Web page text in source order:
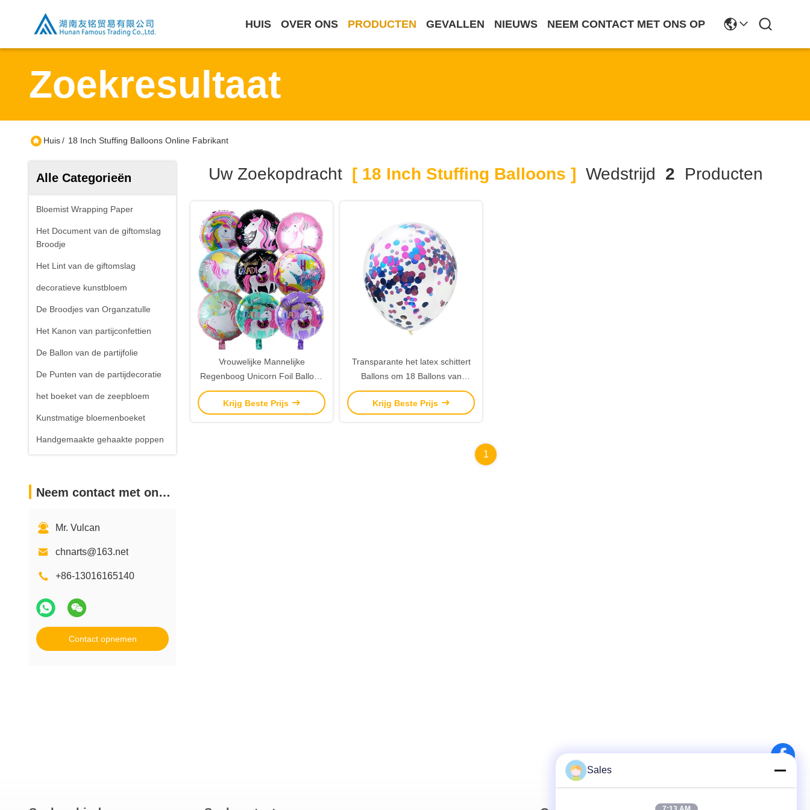
HUIS OVER ONS PRODUCTEN GEVALLEN NIEUWS NEEM CONTACT MET ONS OP
Zoekresultaat
Huis/ 18 Inch Stuffing Balloons Online Fabrikant
Alle Categorieën
Bloemist Wrapping Paper
Het Document van de giftomslag
Broodje
Het Lint van de giftomslag
decoratieve kunstbloem
De Broodjes van Organzatulle
Het Kanon van partijconfettien
De Ballon van de partijfolie
De Punten van de partijdecoratie
het boeket van de zeepbloem
Kunstmatige bloemenboeket
Handgemaakte gehaakte poppen
Neem contact met ons op
Mr. Vulcan
chnarts@163.net
+86-13016165140
Contact opnemen
Uw Zoekopdracht [ 18 Inch Stuffing Balloons ] Wedstrijd 2 Producten
Vrouwelijke Mannelijke
Regenboog Unicorn Foil Balloon
Helium 18 Duim die Ballons
vullen
Krijg Beste Prijs
Transparante het latex schittert
Ballons om 18 Ballons van
Duimconfettien
Krijg Beste Prijs
1
Sales